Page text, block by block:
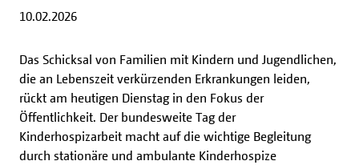
10.02.2026
Das Schicksal von Familien mit Kindern und Jugendlichen,
die an Lebenszeit verkürzenden Erkrankungen leiden,
rückt am heutigen Dienstag in den Fokus der
Öffentlichkeit. Der bundesweite Tag der
Kinderhospizarbeit macht auf die wichtige Begleitung
durch stationäre und ambulante Kinderhospize